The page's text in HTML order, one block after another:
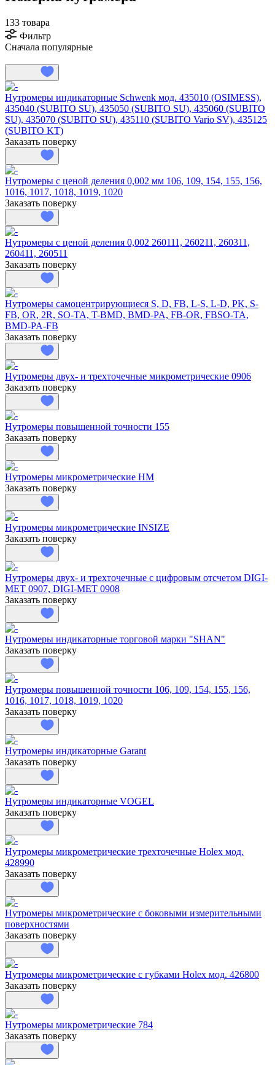
133 товара
Фильтр
Сначала популярные
Нутромеры индикаторные Schwenk мод. 435010 (OSIMESS),
435040 (SUBITO SU), 435050 (SUBITO SU), 435060 (SUBITO
SU), 435070 (SUBITO SU), 435110 (SUBITO Vario SV), 435125
(SUBITO KT)
Заказать поверку
Нутромеры с ценой деления 0,002 мм 106, 109, 154, 155, 156,
1016, 1017, 1018, 1019, 1020
Заказать поверку
Нутромеры с ценой деления 0,002 260111, 260211, 260311,
260411, 260511
Заказать поверку
Нутромеры самоцентрирующиеся S, D, FB, L-S, L-D, PK, S-
FB, OR, 2R, SO-TA, T-BMD, BMD-PA, FB-OR, FBSO-TA,
BMD-PA-FB
Заказать поверку
Нутромеры двух- и трехточечные микрометрические 0906
Заказать поверку
Нутромеры повышенной точности 155
Заказать поверку
Нутромеры микрометрические HM
Заказать поверку
Нутромеры микрометрические INSIZE
Заказать поверку
Нутромеры двух- и трехточечные с цифровым отсчетом DIGI-
MET 0907, DIGI-MET 0908
Заказать поверку
Нутромеры индикаторные торговой марки "SHAN"
Заказать поверку
Нутромеры повышенной точности 106, 109, 154, 155, 156,
1016, 1017, 1018, 1019, 1020
Заказать поверку
Нутромеры индикаторные Garant
Заказать поверку
Нутромеры индикаторные VOGEL
Заказать поверку
Нутромеры микрометрические трехточечные Holex мод.
428990
Заказать поверку
Нутромеры микрометрические с боковыми измерительными
поверхностями
Заказать поверку
Нутромеры микрометрические с губками Holex мод. 426800
Заказать поверку
Нутромеры микрометрические 784
Заказать поверку